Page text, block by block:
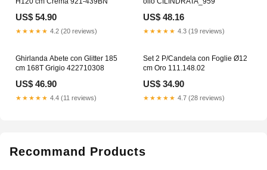
US$ 54.90
★★★★★ 4.2 (20 reviews)
US$ 48.16
★★★★★ 4.3 (19 reviews)
Ghirlanda Abete con Glitter 185
cm 168T Grigio 422710308
US$ 46.90
★★★★★ 4.4 (11 reviews)
Set 2 P/Candela con Foglie Ø12
cm Oro 111.148.02
US$ 34.90
★★★★★ 4.7 (28 reviews)
Recommand Products